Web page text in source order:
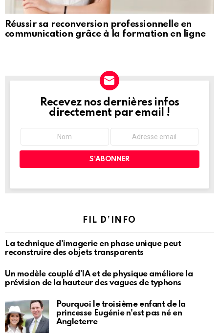
Réussir sa reconversion professionnelle en
communication grâce à la formation en ligne
NEWSLETTER
Recevez nos dernières infos
directement par email !
FIL D’INFO
La technique d'imagerie en phase unique peut
reconstruire des objets transparents
Un modèle couplé d’IA et de physique améliore la
prévision de la hauteur des vagues de typhons
Pourquoi le troisième enfant de la
princesse Eugénie n'est pas né en
Angleterre